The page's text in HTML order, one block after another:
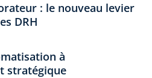
: le nouveau levier
DRH
à
stratégique